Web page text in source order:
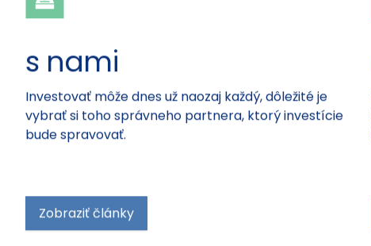
s nami
Investovať môže dnes už naozaj každý, dôležité je
vybrať si toho správneho partnera, ktorý investície
bude spravovať.
Zobraziť články